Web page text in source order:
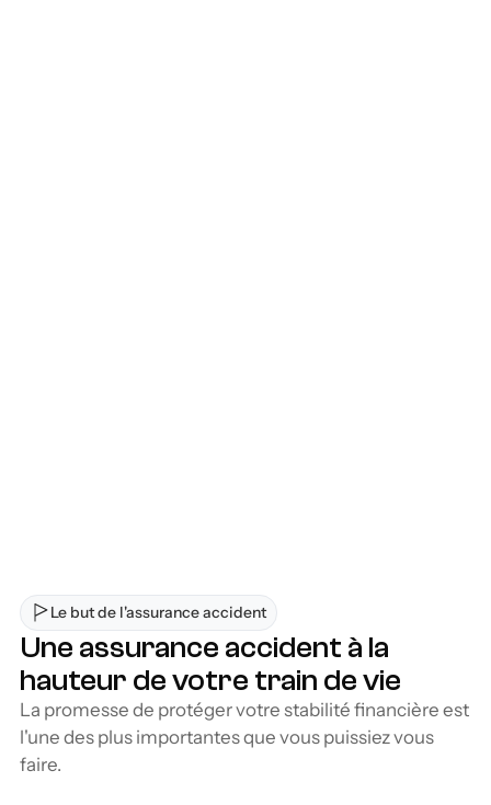
Le but de l'assurance accident
Une assurance accident à la
hauteur de votre train de vie
La promesse de protéger votre stabilité financière est
l'une des plus importantes que vous puissiez vous
faire.